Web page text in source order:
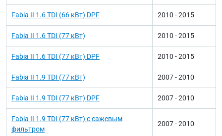
Fabia II 1.6 TDI (66 кВт) DPF 2010 - 2015
Fabia II 1.6 TDI (77 кВт) 2010 - 2015
Fabia II 1.6 TDI (77 кВт) DPF 2010 - 2015
Fabia II 1.9 TDI (77 кВт) 2007 - 2010
Fabia II 1.9 TDI (77 кВт) DPF 2007 - 2010
Fabia II 1.9 TDI (77 кВт) с сажевым
фильтром
2007 - 2010